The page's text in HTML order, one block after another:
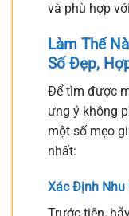
và phù hợp
Làm Thế
Số Đẹp,
Để tìm được
ưng ý không
một số mẹo
nhất:
Xác Định Nhu